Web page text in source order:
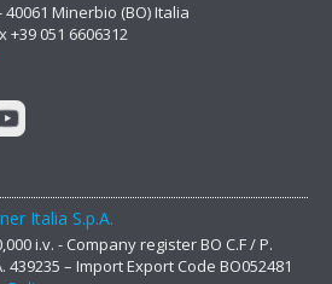
Minerbio (BO) Italia
+39 051 6606312
Italia S.p.A.
i.v. - Company register BO C.F / P.
439235 – Import Export Code BO052481